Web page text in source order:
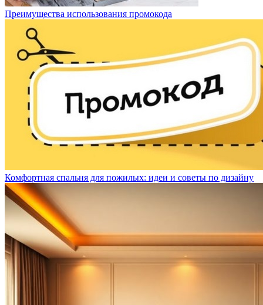
Преимущества использования промокода
Комфортная спальня для пожилых: идеи и советы по дизайну